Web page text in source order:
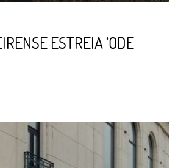
ESTREIA ‘ODE